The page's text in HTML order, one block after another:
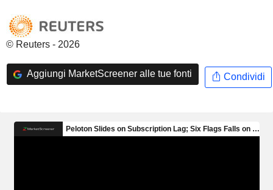
© Reuters - 2026
Aggiungi MarketScreener alle tue fonti Condividi